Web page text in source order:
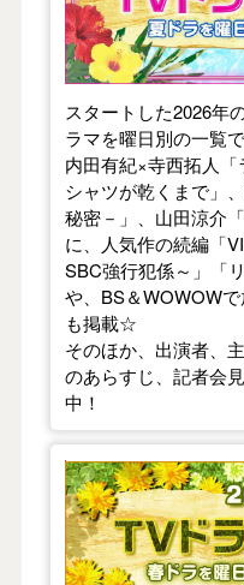
スタートした2026年
ラマを曜日別の一覧
内田有紀×寺西拓人
シャツが乾くまで」
秘密－」、山田涼介
に、人気作の続編「
SBC強行犯係～」「
や、BS＆WOWOW
も掲載☆
そのほか、出演者、
のあらすじ、記者会
中！
【2026年春】TV